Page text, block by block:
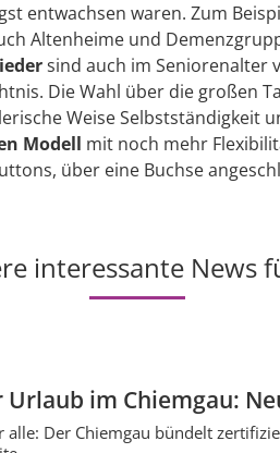
entwachsen waren. Zum
Altenheime und
sind auch im Seniorenalter
Die Wahl über die großen
Weise Selbstständigkeit
Modell mit noch mehr
über eine Buchse
interessante News
im Chiemgau:
Der Chiemgau bündelt